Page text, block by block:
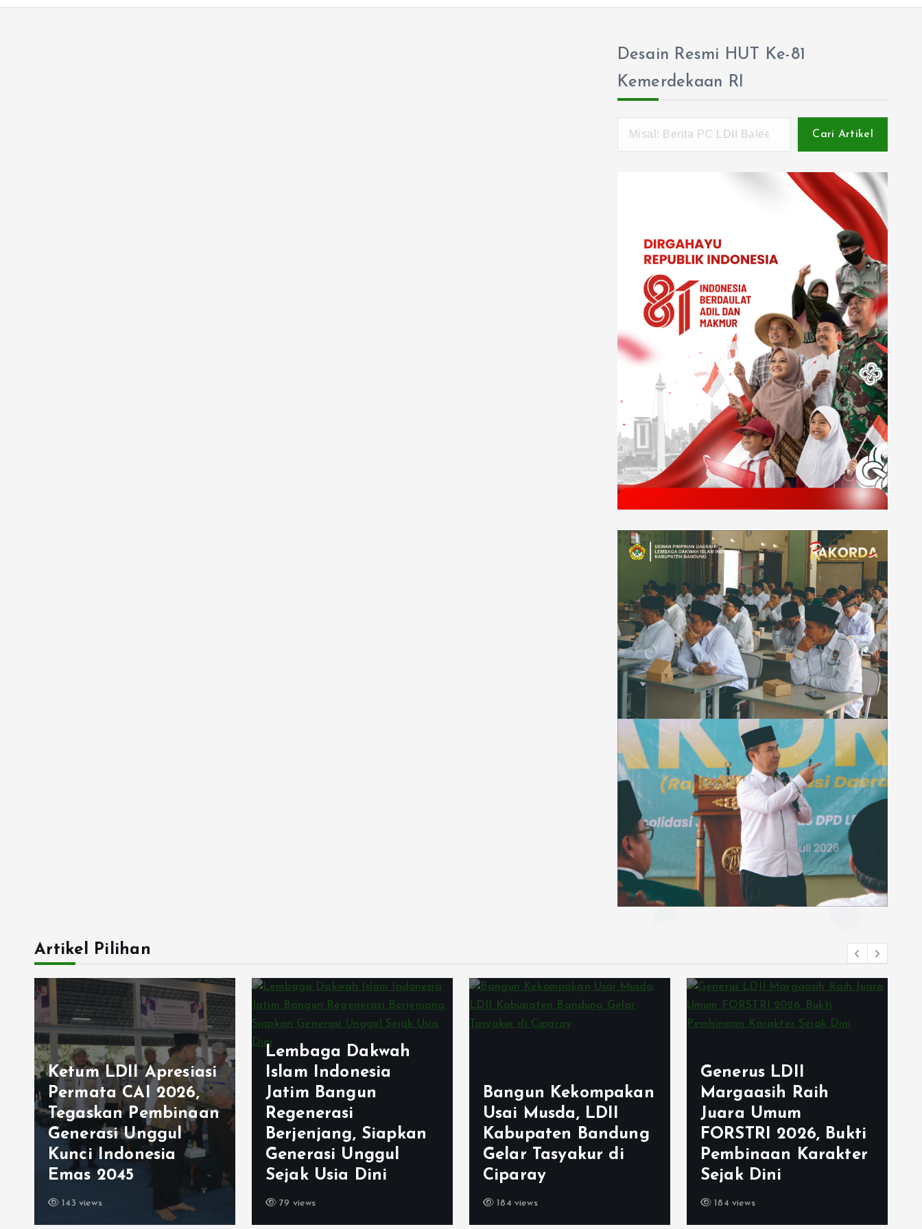
Desain Resmi HUT Ke-81
Kemerdekaan RI
Cari Artikel
Artikel Pilihan
Ketum LDII Apresiasi
Permata CAI 2026,
Tegaskan Pembinaan
Generasi Unggul
Kunci Indonesia
Emas 2045
143 views
Lembaga Dakwah
Islam Indonesia
Jatim Bangun
Regenerasi
Berjenjang, Siapkan
Generasi Unggul
Sejak Usia Dini
79 views
Bangun Kekompakan
Usai Musda, LDII
Kabupaten Bandung
Gelar Tasyakur di
Ciparay
184 views
Generus LDII
Margaasih Raih
Juara Umum
FORSTRI 2026, Bukti
Pembinaan Karakter
Sejak Dini
184 views